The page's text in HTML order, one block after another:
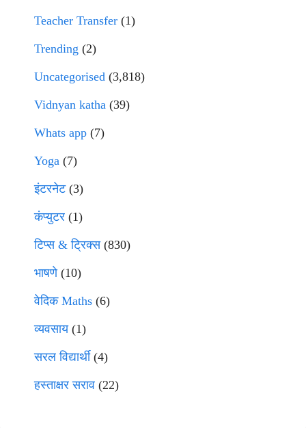
Teacher Transfer (1)
Trending (2)
Uncategorised (3,818)
Vidnyan katha (39)
Whats app (7)
Yoga (7)
इंटरनेट(3)
कंप्युटर (1)
टिप्स & ट्रिक्स(830)
भाषणे(10)
वेदिक Maths (6)
व्यवसाय(1)
सरल विद्यार्थी(4)
हस्ताक्षर सराव (22)